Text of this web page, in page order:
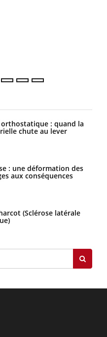
: quand la
chute au lever
: une déformation des
aux conséquences
(Sclérose latérale